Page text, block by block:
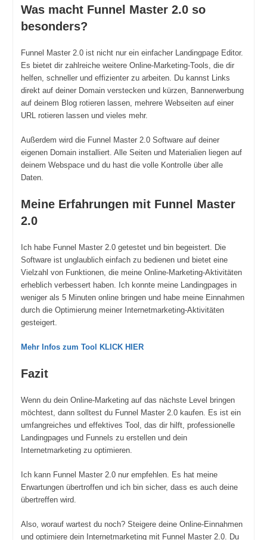
Was macht Funnel Master 2.0 so
besonders?
Funnel Master 2.0 ist nicht nur ein einfacher Landingpage Editor.
Es bietet dir zahlreiche weitere Online-Marketing-Tools, die dir
helfen, schneller und effizienter zu arbeiten. Du kannst Links
direkt auf deiner Domain verstecken und kürzen, Bannerwerbung
auf deinem Blog rotieren lassen, mehrere Webseiten auf einer
URL rotieren lassen und vieles mehr.
Außerdem wird die Funnel Master 2.0 Software auf deiner
eigenen Domain installiert. Alle Seiten und Materialien liegen auf
deinem Webspace und du hast die volle Kontrolle über alle
Daten.
Meine Erfahrungen mit Funnel Master
2.0
Ich habe Funnel Master 2.0 getestet und bin begeistert. Die
Software ist unglaublich einfach zu bedienen und bietet eine
Vielzahl von Funktionen, die meine Online-Marketing-Aktivitäten
erheblich verbessert haben. Ich konnte meine Landingpages in
weniger als 5 Minuten online bringen und habe meine Einnahmen
durch die Optimierung meiner Internetmarketing-Aktivitäten
gesteigert.
Mehr Infos zum Tool KLICK HIER
Fazit
Wenn du dein Online-Marketing auf das nächste Level bringen
möchtest, dann solltest du Funnel Master 2.0 kaufen. Es ist ein
umfangreiches und effektives Tool, das dir hilft, professionelle
Landingpages und Funnels zu erstellen und dein
Internetmarketing zu optimieren.
Ich kann Funnel Master 2.0 nur empfehlen. Es hat meine
Erwartungen übertroffen und ich bin sicher, dass es auch deine
übertreffen wird.
Also, worauf wartest du noch? Steigere deine Online-Einnahmen
und optimiere dein Internetmarketing mit Funnel Master 2.0. Du